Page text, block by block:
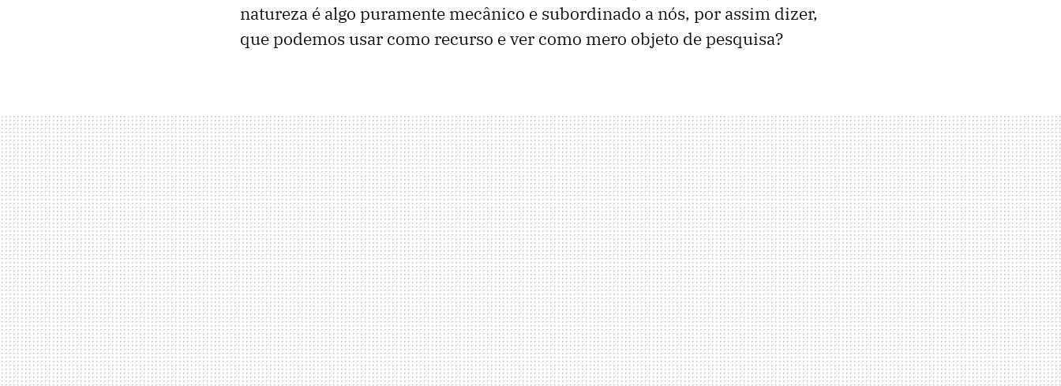
natureza é algo puramente mecânico e subordinado a nós, por assim dizer,
que podemos usar como recurso e ver como mero objeto de pesquisa?